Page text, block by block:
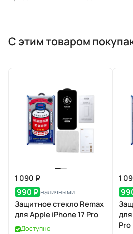
С этим товаром
1 090 ₽
990 ₽ наличными
Защитное стекло Remax
для Apple iPhone 17 Pro
Доступно
1
Pro